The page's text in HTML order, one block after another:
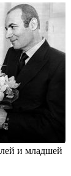
и младшей